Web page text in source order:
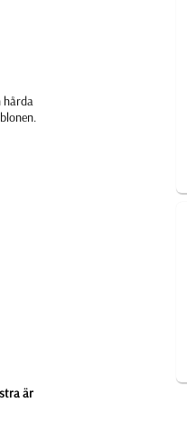
hårda
är